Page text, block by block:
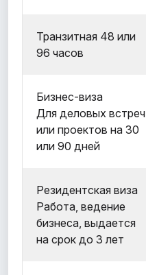
Транзитная 48 или
96 часов
Бизнес-виза
Для деловых встреч
или проектов на 30
или 90 дней
Резидентская виза
Работа, ведение
бизнеса, выдается
на срок до 3 лет